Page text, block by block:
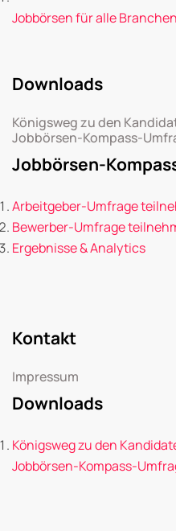
Jobbörsen für alle
Downloads
Königsweg zu den
Jobbörsen-Kompass-
Jobbörsen-
Arbeitgeber-Umfrage
Bewerber-Umfrage
Ergebnisse & Analytics
Kontakt
Impressum
Downloads
Königsweg zu den
Jobbörsen-Kompass-